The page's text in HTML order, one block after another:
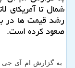
شمال تا آمریكای
رشد قیمت ها در
صعود كرده است.
به گزارش ام آی جی